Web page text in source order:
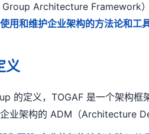
Architecture Framework）
用和维护企业架构的方法论和工
义
的定义，TOGAF 是一个架构框
业架构的 ADM（Architecture